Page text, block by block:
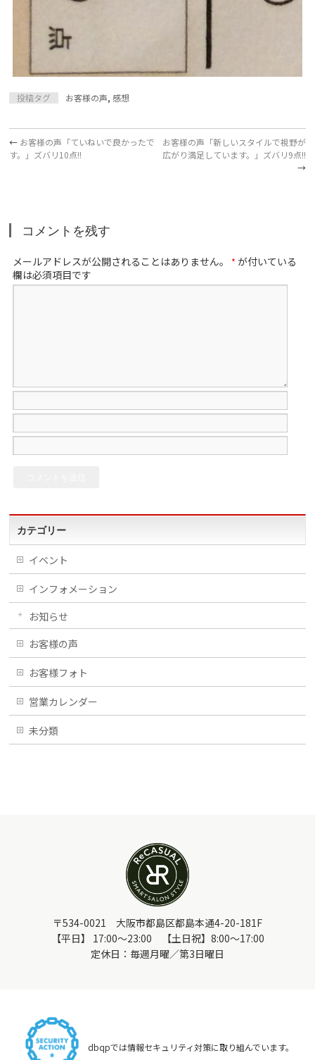
投稿タグ お客様の声,感想
← お客様の声「ていねいで良かったで
す。」ズバリ10点!!
お客様の声「新しいスタイルで視野が
広がり満足しています。」ズバリ9点!!
→
コメントを残す
メールアドレスが公開されることはありません。 * が付いている
欄は必須項目です
カテゴリー
イベント
インフォメーション
お知らせ
お客様の声
お客様フォト
営業カレンダー
未分類
〒534-0021 大阪市都島区都島本通4-20-181F
【平日】 17:00～23:00 【土日祝】8:00～17:00
定休日：毎週月曜／第3日曜日
dbqpでは情報セキュリティ対策に取り組んでいます。